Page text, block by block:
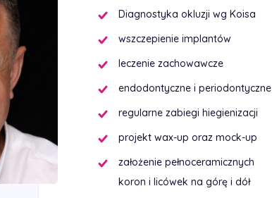
Diagnostyka okluzji wg Koisa
wszczepienie implantów
leczenie zachowawcze
endodontyczne i periodontyczne
regularne zabiegi hiegienizacji
projekt wax-up oraz mock-up
założenie pełnoceramicznych
koron i licówek na górę i dół